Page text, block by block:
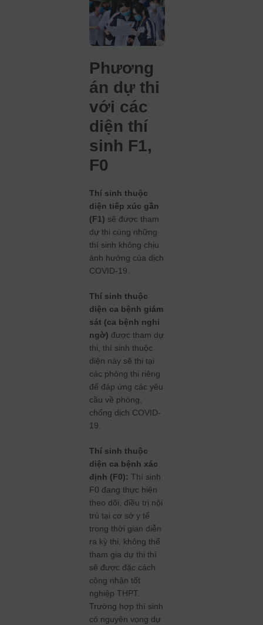
Phương
án dự thi
với các
diện thí
sinh F1,
F0
Thí sinh thuộc
diện tiếp xúc gần
(F1) sẽ được tham
dự thi cùng những
thí sinh không chịu
ảnh hưởng của dịch
COVID-19.
Thí sinh thuộc
diện ca bệnh giám
sát (ca bệnh nghi
ngờ) được tham dự
thi, thí sinh thuộc
diện này sẽ thi tại
các phòng thi riêng
để đáp ứng các yêu
cầu về phòng,
chống dịch COVID-
19.
Thí sinh thuộc
diện ca bệnh xác
định (F0): Thí sinh
F0 đang thực hiện
theo dõi, điều trị nội
trú tại cơ sở y tế
trong thời gian diễn
ra kỳ thi, không thể
tham gia dự thi thì
sẽ được đặc cách
công nhận tốt
nghiệp THPT.
Trường hợp thí sinh
có nguyện vọng dự